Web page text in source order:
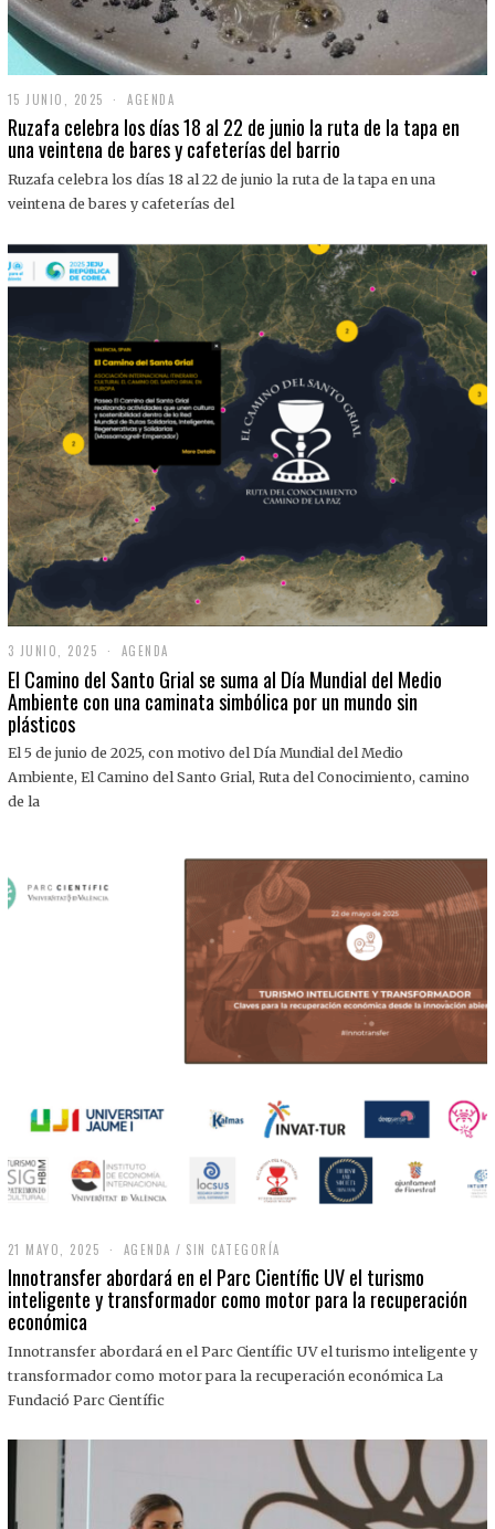
15 JUNIO, 2025
J
U
I
O
0
2
5
AGENDA
Ruzafa celebra los días 18 al 22 de junio la ruta de la tapa en
una veintena de bares y cafeterías del barrio
Ruzafa celebra los días 18 al 22 de junio la ruta de la tapa en una
veintena de bares y cafeterías del
3 JUNIO, 2025
J
U
N
,
0
AGENDA
El Camino del Santo Grial se suma al Día Mundial del Medio
Ambiente con una caminata simbólica por un mundo sin
plásticos
El 5 de junio de 2025, con motivo del Día Mundial del Medio
Ambiente, El Camino del Santo Grial, Ruta del Conocimiento, camino
de la
21 MAYO, 2025
M
A
Y
,
0
2
AGENDA / SIN CATEGORÍA
Innotransfer abordará en el Parc Científic UV el turismo
inteligente y transformador como motor para la recuperación
económica
Innotransfer abordará en el Parc Científic UV el turismo inteligente y
transformador como motor para la recuperación económica La
Fundació Parc Científic